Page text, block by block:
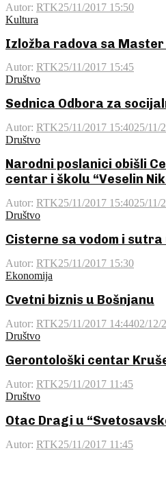
Autor: RTK25/11/2017 15:50
Kultura
Izložba radova sa
Autor: RTK25/11/2017 15:45
Društvo
Sednica Odbora za
Autor: RTK25/11/2017 15:4025/11/
Društvo
Narodni poslanici obišli
centar i školu “Veselin
Autor: RTK25/11/2017 15:4025/11/
Društvo
Cisterne sa vodom i
Autor: RTK25/11/2017 15:30
Ekonomija
Cvetni biznis u Bošnjanu
Autor: RTK25/11/2017 14:4402/12/
Društvo
Gerontološki centar
Autor: RTK25/11/2017 11:45
Društvo
Otac Dragi u
Autor: RTK25/11/2017 11:45